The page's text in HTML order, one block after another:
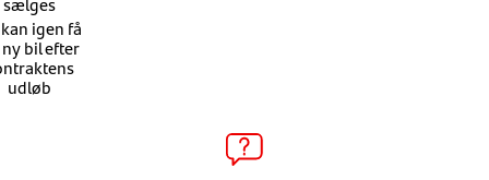
igen få
bil efter
udløb